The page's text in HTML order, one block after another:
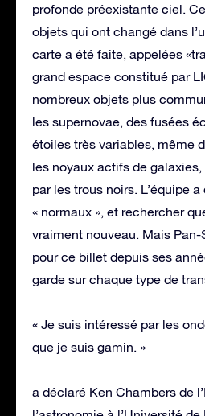
profonde préexistante ciel.
objets qui ont changé dans
carte a été faite, appelées
grand espace constitué par
nombreux objets plus
les supernovae, des fusées
étoiles très variables, même
les noyaux actifs de
par les trous noirs. L’équipe
« normaux », et rechercher
vraiment nouveau. Mais Pan-
pour ce billet depuis ses
garde sur chaque type de
« Je suis intéressé par les
que je suis gamin. »
a déclaré Ken Chambers de